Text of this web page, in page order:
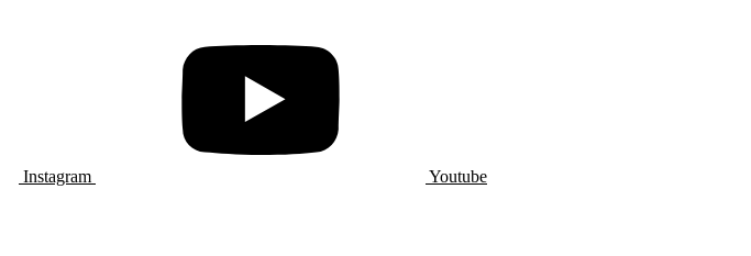
Instagram Youtube